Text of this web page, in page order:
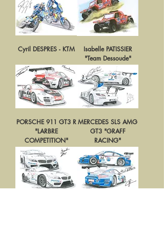
Cyril DESPRES - KTM
Isabelle PATISSIER
"Team Dessoude"
PORSCHE 911 GT3 R
"LARBRE
COMPETITION"
MERCEDES SLS AMG
GT3 "GRAFF
RACING"